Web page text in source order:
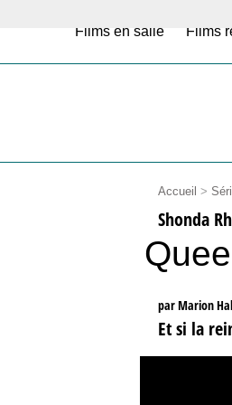
Films en salle Films
Accueil >
Shonda
par Marion
Et si la